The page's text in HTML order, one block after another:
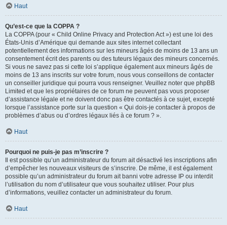
Haut
Qu’est-ce que la COPPA ?
La COPPA (pour « Child Online Privacy and Protection Act ») est une loi des
États-Unis d’Amérique qui demande aux sites internet collectant
potentiellement des informations sur les mineurs âgés de moins de 13 ans un
consentement écrit des parents ou des tuteurs légaux des mineurs concernés.
Si vous ne savez pas si cette loi s’applique également aux mineurs âgés de
moins de 13 ans inscrits sur votre forum, nous vous conseillons de contacter
un conseiller juridique qui pourra vous renseigner. Veuillez noter que phpBB
Limited et que les propriétaires de ce forum ne peuvent pas vous proposer
d’assistance légale et ne doivent donc pas être contactés à ce sujet, excepté
lorsque l’assistance porte sur la question « Qui dois-je contacter à propos de
problèmes d’abus ou d’ordres légaux liés à ce forum ? ».
Haut
Pourquoi ne puis-je pas m’inscrire ?
Il est possible qu’un administrateur du forum ait désactivé les inscriptions afin
d’empêcher les nouveaux visiteurs de s’inscrire. De même, il est également
possible qu’un administrateur du forum ait banni votre adresse IP ou interdit
l’utilisation du nom d’utilisateur que vous souhaitez utiliser. Pour plus
d’informations, veuillez contacter un administrateur du forum.
Haut